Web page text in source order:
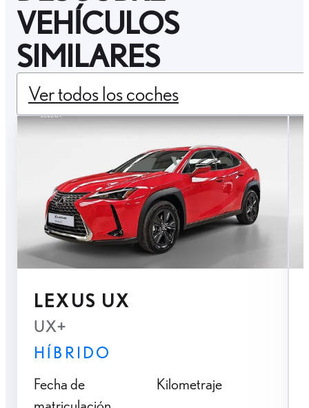
VEHÍCULOS
SIMILARES
Ver todos los coches
LEXUS UX
UX+
HÍBRIDO
Fecha de
Kilometraje